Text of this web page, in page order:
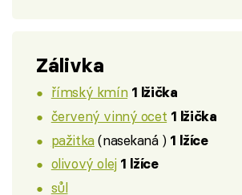
Zálivka
římský kmín 1 lžička
červený vinný ocet 1 lžička
pažitka(nasekaná ) 1 lžíce
olivový olej 1 lžíce
sůl